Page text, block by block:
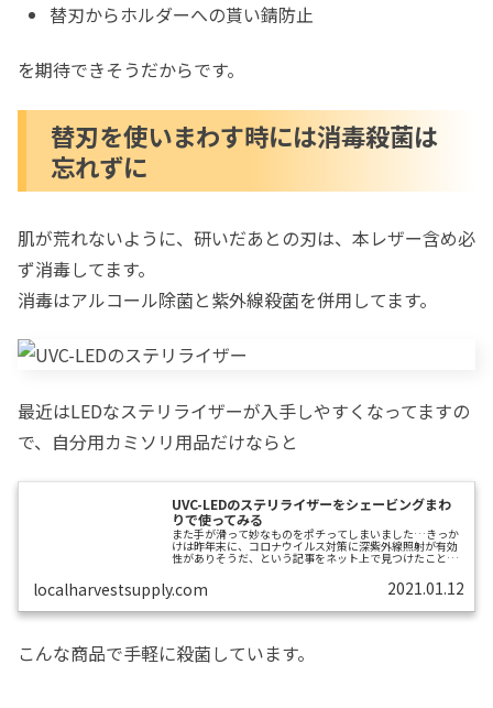
替刃からホルダーへの貰い錆防止
を期待できそうだからです。
替刃を使いまわす時には消毒殺菌は
忘れずに
肌が荒れないように、研いだあとの刃は、本レザー含め必
ず消毒してます。
消毒はアルコール除菌と紫外線殺菌を併用してます。
最近はLEDなステリライザーが入手しやすくなってますの
で、自分用カミソリ用品だけならと
UVC-LEDのステリライザーをシェービングまわ
りで使ってみる
また手が滑って妙なものをポチってしまいました…きっか
けは昨年末に、コロナウイルス対策に深紫外線照射が有効
性がありそうだ、という記事をネット上で見つけたことで
す。あらゆることをシェービング界隈の視点でとらえてし
まう悪い癖がある私は、その記事から昔理容店で見かけた
懐かしい紫外線消毒器を思い出してしまいました。紫外線
電式の紫外線除菌器です。紫外線消毒器なんて理美容店か
ライザー」としてネイルやマツエクのサロンでも...
localharvestsupply.com 2021.01.12
こんな商品で手軽に殺菌しています。